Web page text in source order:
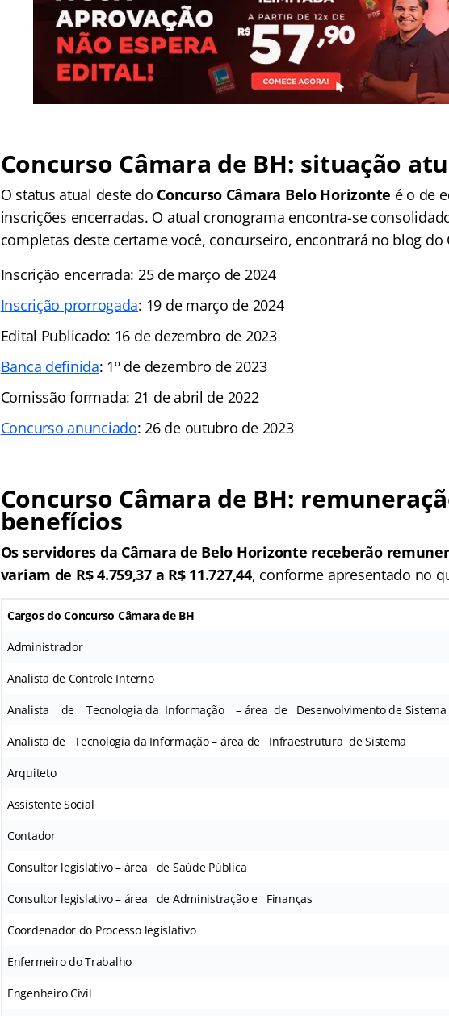
Concurso Câmara de BH: situação
O status atual deste do Concurso Câmara Belo Horizonte é o de
inscrições encerradas. O atual cronograma encontra-se
completas deste certame você, concurseiro, encontrará no blog do
Inscrição encerrada: 25 de março de 2024
Inscrição prorrogada: 19 de março de 2024
Edital Publicado: 16 de dezembro de 2023
Banca definida: 1º de dezembro de 2023
Comissão formada: 21 de abril de 2022
Concurso anunciado: 26 de outubro de 2023
Concurso Câmara de BH:
benefícios
Os servidores da Câmara de Belo Horizonte receberão
variam de R$ 4.759,37 a R$ 11.727,44, conforme apresentado no
Cargos do Concurso Câmara de BH
Administrador
Analista de Controle Interno
Analista de Tecnologia da Informação – área de Desenvolvimento de Sistema
Analista de Tecnologia da Informação – área de Infraestrutura de Sistema
Arquiteto
Assistente Social
Contador
Consultor legislativo – área de Saúde Pública
Consultor legislativo – área de Administração e Finanças
Coordenador do Processo legislativo
Enfermeiro do Trabalho
Engenheiro Civil